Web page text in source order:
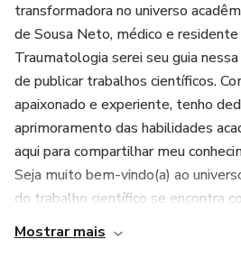
🤝 Comunidade Exclusiva: Junte-se
mentoria, conectando-se com
experientes. A troca de
jornada acadêmica.
🔍 Conteúdo Completo: Do
cobrimos cada etapa do processo
acesso a um conteúdo completo,
escolha do tema até as técnicas de
transformadora no universo
de Sousa Neto, médico e
Traumatologia serei seu guia
de publicar trabalhos científicos.
apaixonado e experiente, tenho
aprimoramento das habilidades
aqui para compartilhar meu
Seja muito bem-vindo(a) ao
do trabalho científico se encontra
Mostrar mais